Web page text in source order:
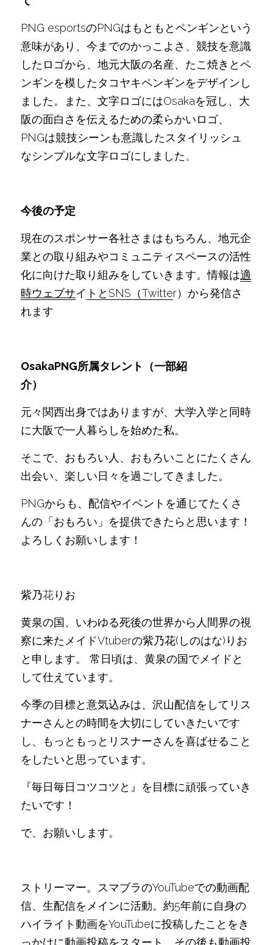
PNG esportsのPNGはもともとペンギンという
意味があり、今までのかっこよさ、競技を意識
したロゴから、地元大阪の名産、たこ焼きとペ
ンギンを模したタコヤキペンギンをデザインし
ました。また、文字ロゴにはOsakaを冠し、大
阪の面白さを伝えるための柔らかいロゴ、
PNGは競技シーンも意識したスタイリッシュ
なシンプルな文字ロゴにしました。
今後の予定
現在のスポンサー各社さまはもちろん、地元企
業との取り組みやコミュニティスペースの活性
化に向けた取り組みをしていきます。情報は適
時ウェブサイ トとSNS（Twitter）から発信さ
れます
OsakaPNG所属タレント（一部紹
介）
元々関西出身ではありますが、大学入学と同時
に大阪で一人暮らしを始めた私。
そこで、おもろい人、おもろいことにたくさん
出会い、楽しい日々を過ごしてきました。
PNGからも、配信やイベントを通じてたくさ
んの「おもろい」を提供できたらと思います！
よろしくお願いします！
紫乃花りお
黄泉の国、いわゆる死後の世界から人間界の視
察に来たメイドVtuberの紫乃花(しのはな)りお
と申します。 常日頃は、黄泉の国でメイドと
して仕えています。
今季の目標と意気込みは、沢山配信をしてリス
ナーさんとの時間を大切にしていきたいです
し、もっともっとリスナーさんを喜ばせること
をしたいと思っています。
『毎日毎日コツコツと』を目標に頑張っていき
たいです！
で、お願いします。
ストリーマー。スマブラのYouTubeでの動画配
信、生配信をメインに活動。約5年前に自身の
ハイライト動画をYouTubeに投稿したことをき
っかけに動画投稿をスタート。その後も動画投